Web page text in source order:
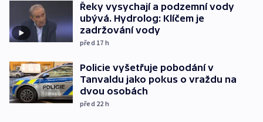
Řeky vysychají a podzemní vody
ubývá. Hydrolog: Klíčem je
zadržování vody
před 17 h
Policie vyšetřuje pobodání v
Tanvaldu jako pokus o vraždu na
dvou osobách
před 22 h